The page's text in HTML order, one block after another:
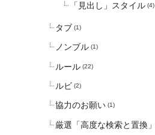
「見出し」スタイル (4)
タブ (1)
ノンブル (1)
ルール (22)
ルビ (2)
協力のお願い (1)
厳選「高度な検索と置換」